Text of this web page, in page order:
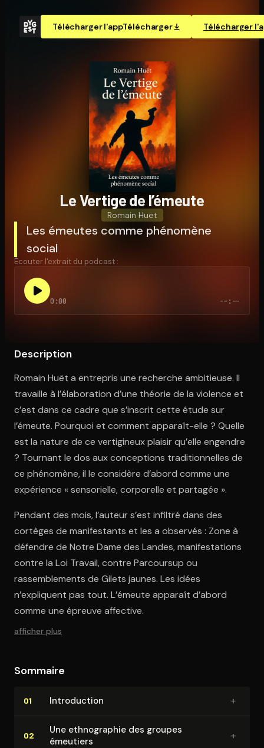
Télécharger l'appTélécharger Télécharger
Ouvre l'app Appareil photo, pointe sur le code. C'est gratuit à
Le Vertige de l’émeute
Romain Huët
Les émeutes comme phénomène
social
Écouter l'extrait du podcast :
0:00 --:--
Description
Romain Huët a entrepris une recherche ambitieuse. Il
travaille à l’élaboration d’une théorie de la violence et
c’est dans ce cadre que s’inscrit cette étude sur
l’émeute. Pourquoi et comment apparaît-elle ? Quelle
est la nature de ce vertigineux plaisir qu’elle engendre
? Tournant le dos aux conceptions traditionnelles de
ce phénomène, il le considère d’abord comme une
expérience « sensorielle, corporelle et partagée ».
Pendant des mois, l’auteur s’est infiltré dans des
cortèges de manifestants et les a observés : Zone à
défendre de Notre Dame des Landes, manifestations
contre la Loi Travail, contre Parcoursup ou
rassemblements de Gilets jaunes. Les idées
n’expliquent pas tout. L’émeute apparaît d’abord
comme une épreuve affective.
afficher plus
Sommaire
01 In­tro­duc­tion +
02
Une eth­no­gra­phie des groupes
émeutiers
+